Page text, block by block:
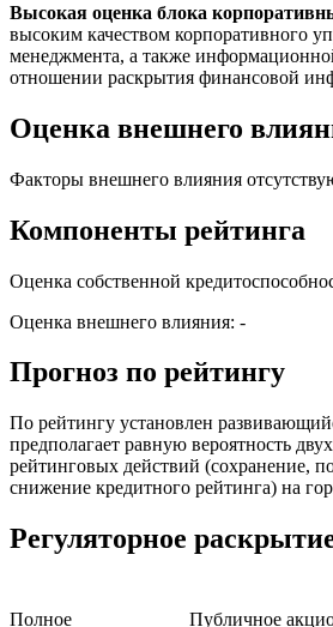
Высокая оценка блока
высоким качеством корпоративного
менеджмента, а также
отношении раскрытия финансовой
Оценка внешнего
Факторы внешнего влияния
Компоненты рейтинга
Оценка собственной
Оценка внешнего влияния: -
Прогноз по рейтингу
По рейтингу установлен
предполагает равную вероятность
рейтинговых действий (сохранение,
снижение кредитного рейтинга) на
Регуляторное
Полное
Публичное